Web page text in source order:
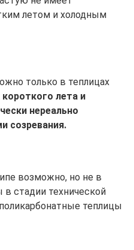
летом и холодным
только в теплицах
короткого лета и
нереально
созревания.
возможно, но не в
стадии технической
теплицы